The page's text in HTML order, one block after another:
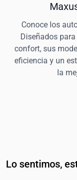
Conoce los
Diseñados
confort, sus
eficiencia y un
la
Lo sentimos,